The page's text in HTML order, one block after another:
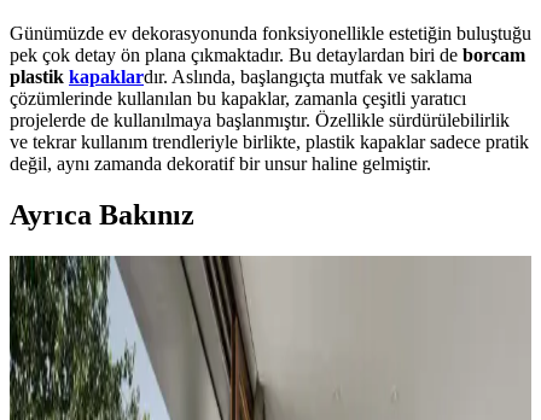
Günümüzde ev dekorasyonunda fonksiyonellikle estetiğin buluştuğu
pek çok detay ön plana çıkmaktadır. Bu detaylardan biri de borcam
plastik kapaklardır. Aslında, başlangıçta mutfak ve saklama
çözümlerinde kullanılan bu kapaklar, zamanla çeşitli yaratıcı
projelerde de kullanılmaya başlanmıştır. Özellikle sürdürülebilirlik
ve tekrar kullanım trendleriyle birlikte, plastik kapaklar sadece pratik
değil, aynı zamanda dekoratif bir unsur haline gelmiştir.
Ayrıca Bakınız
Koltuk ve Aksesuar Sandalyelerde Renk Uyumu ve
Dekorasyonda Görsel Denge Sağlama Yöntemleri
Koltuk ve aksesuar sandalyelerde renk uyumsuzluğu görsel rekabete
yol açabilir. Halı, perde, yastık ve mobilya yerleşimi ile renkler
dengelenerek mekanın estetik bütünlüğü sağlanır.